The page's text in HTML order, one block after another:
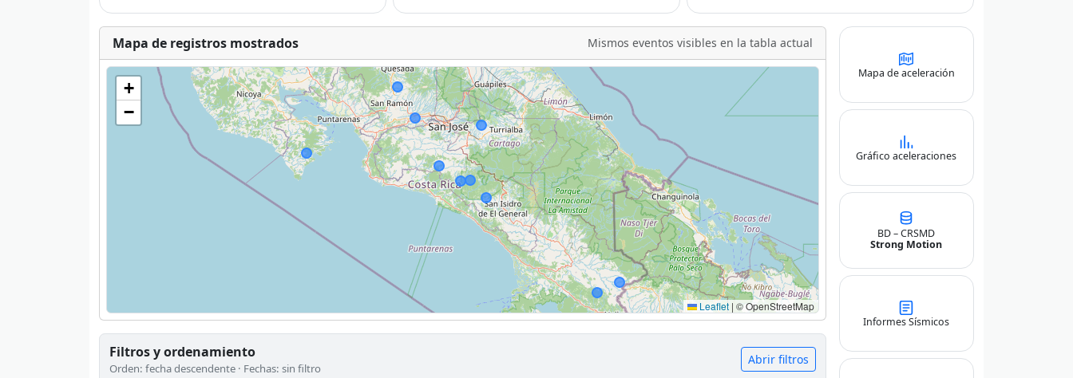
Mapa de registros mostrados Mismos eventos visibles en la tabla actual
+
−
Leaflet | © OpenStreetMap
Filtros y ordenamiento
Orden: fecha descendente · Fechas: sin filtro
Abrir filtros
Mapa de aceleración
Gráfico aceleraciones
BD – CRSMD
Strong Motion
Informes Sísmicos